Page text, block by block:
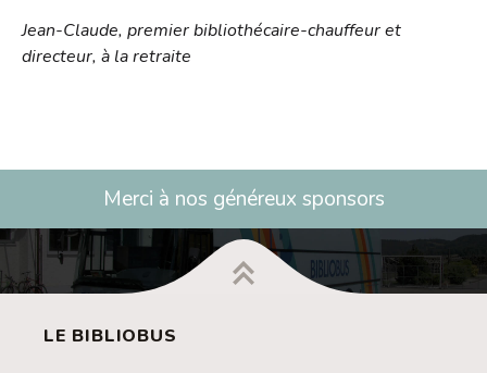
Jean-Claude, premier bibliothécaire-chauffeur et
directeur, à la retraite
Merci à nos généreux sponsors
LE BIBLIOBUS